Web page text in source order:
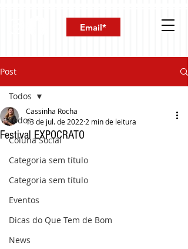
Post
Todos
Coluna Social
Categoria sem título
Categoria sem título
Eventos
Dicas do Que Tem de Bom
News
Todos
Festival EXPOCRATO
Cassinha Rocha
13 de jul. de 2022 2 min de leitura